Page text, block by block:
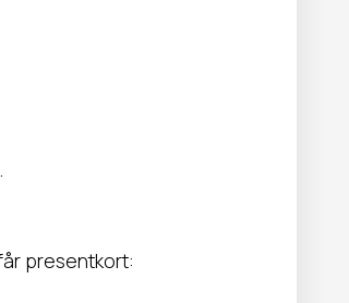
presentkort: